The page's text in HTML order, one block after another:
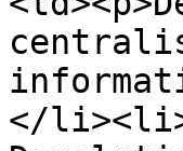
</